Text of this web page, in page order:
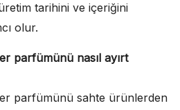
tarihini ve içeriğini
olur.
parfümünü nasıl ayırt
parfümünü sahte ürünlerden